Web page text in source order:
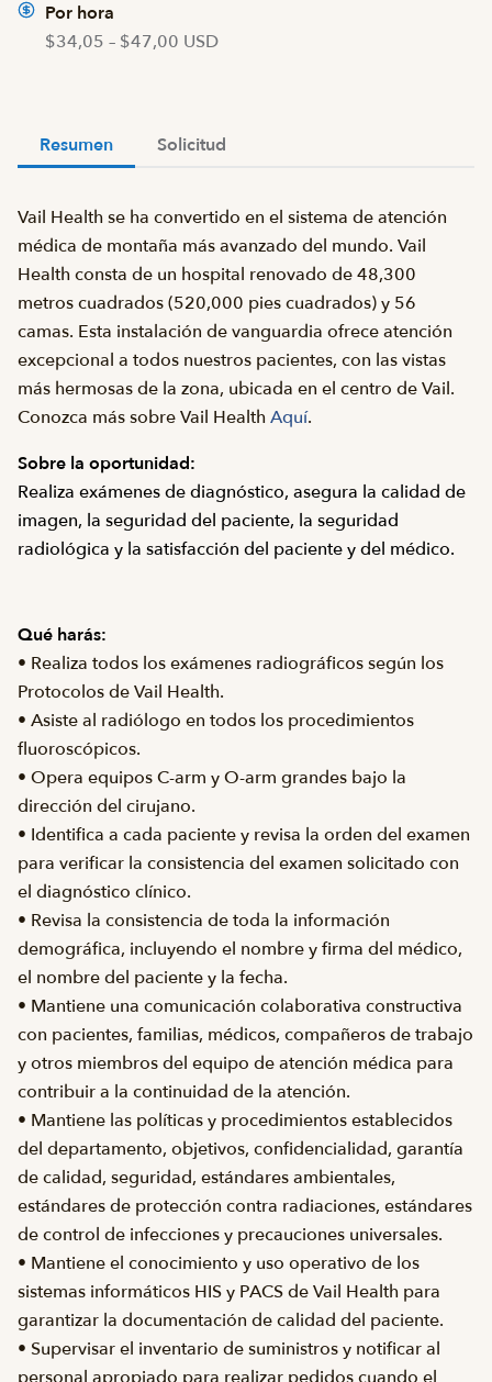
Por hora
$34,05 – $47,00 USD
Resumen Solicitud
Vail Health se ha convertido en el sistema de atención
médica de montaña más avanzado del mundo. Vail
Health consta de un hospital renovado de 48,300
metros cuadrados (520,000 pies cuadrados) y 56
camas. Esta instalación de vanguardia ofrece atención
excepcional a todos nuestros pacientes, con las vistas
más hermosas de la zona, ubicada en el centro de Vail.
Conozca más sobre Vail Health Aquí.
Sobre la oportunidad:
Realiza exámenes de diagnóstico, asegura la calidad de
imagen, la seguridad del paciente, la seguridad
radiológica y la satisfacción del paciente y del médico.
Qué harás:
• Realiza todos los exámenes radiográficos según los
Protocolos de Vail Health.
• Asiste al radiólogo en todos los procedimientos
fluoroscópicos.
• Opera equipos C-arm y O-arm grandes bajo la
dirección del cirujano.
• Identifica a cada paciente y revisa la orden del examen
para verificar la consistencia del examen solicitado con
el diagnóstico clínico.
• Revisa la consistencia de toda la información
demográfica, incluyendo el nombre y firma del médico,
el nombre del paciente y la fecha.
• Mantiene una comunicación colaborativa constructiva
con pacientes, familias, médicos, compañeros de trabajo
y otros miembros del equipo de atención médica para
contribuir a la continuidad de la atención.
• Mantiene las políticas y procedimientos establecidos
del departamento, objetivos, confidencialidad, garantía
de calidad, seguridad, estándares ambientales,
estándares de protección contra radiaciones, estándares
de control de infecciones y precauciones universales.
• Mantiene el conocimiento y uso operativo de los
sistemas informáticos HIS y PACS de Vail Health para
garantizar la documentación de calidad del paciente.
• Supervisar el inventario de suministros y notificar al